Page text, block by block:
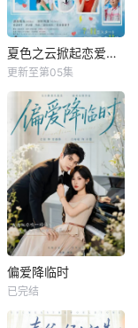
夏色之云掀起恋爱与风暴
更新至第05集
偏爱降临时
已完结